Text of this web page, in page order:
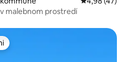
malebnom prostredí